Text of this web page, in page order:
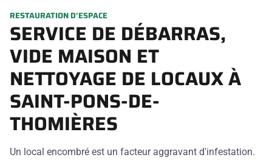
RESTAURATION D'ESPACE
SERVICE DE DÉBARRAS,
VIDE MAISON ET
NETTOYAGE DE LOCAUX À
SAINT-PONS-DE-
THOMIÈRES
Un local encombré est un facteur aggravant d'infestation.